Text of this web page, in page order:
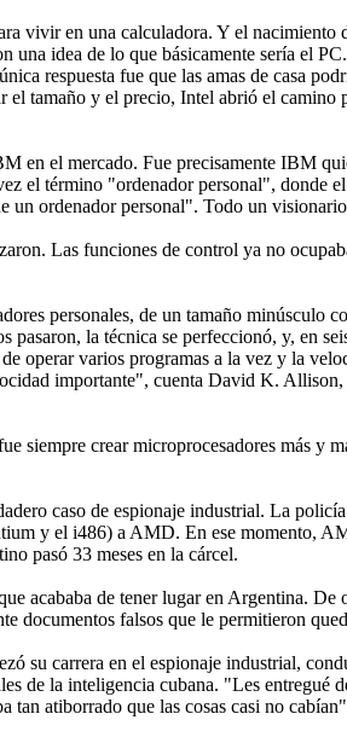
vivir en una calculadora. Y el nacimiento
idea de lo que básicamente sería el
respuesta fue que las amas de casa
tamaño y el precio, Intel abrió el
el mercado. Fue precisamente IBM
término "ordenador personal", donde
un ordenador personal". Todo un
Las funciones de control ya no
personales, de un tamaño minúsculo
la técnica se perfeccionó, y, en
operar varios programas a la vez y la
importante", cuenta David K.
crear microprocesadores más y
caso de espionaje industrial. La
y el i486) a AMD. En ese momento,
pasó 33 meses en la cárcel.
acababa de tener lugar en Argentina.
falsos que le permitieron
su carrera en el espionaje industrial,
de la inteligencia cubana. "Les entregué
tan atiborrado que las cosas casi no